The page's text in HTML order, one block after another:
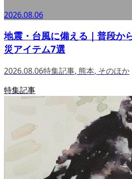
2026.08.06
地震・台風に備える｜普段か
災アイテム7選
2026.08.06特集記事, 熊本, そのほか
特集記事